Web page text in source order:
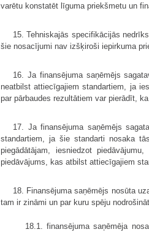
varētu konstatēt līguma priekšmetu un
15. Tehniskajās specifikācijās
šie nosacījumi nav izšķiroši iepirkuma
16. Ja finansējuma saņēmējs
neatbilst attiecīgajiem standartiem, ja
par pārbaudes rezultātiem var pierādīt,
17. Ja finansējuma saņēmējs
standartiem, ja šie standarti nosaka
piegādātājam, iesniedzot
piedāvājums, kas atbilst attiecīgajiem
18. Finansējuma saņēmējs nosūta
tam ir zināmi un par kuru spēju
18.1. finansējuma saņēmēja